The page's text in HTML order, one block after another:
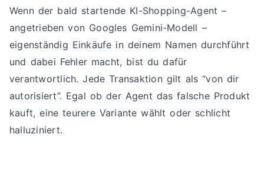
Wenn der bald startende KI-Shopping-Agent –
angetrieben von Googles Gemini-Modell –
eigenständig Einkäufe in deinem Namen durchführt
und dabei Fehler macht, bist du dafür
verantwortlich. Jede Transaktion gilt als “von dir
autorisiert”. Egal ob der Agent das falsche Produkt
kauft, eine teurere Variante wählt oder schlicht
halluziniert.